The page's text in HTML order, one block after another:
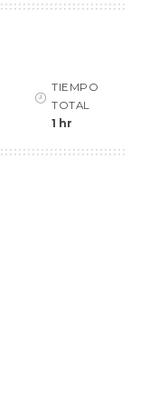
TIEMPO
TOTAL
1 hr